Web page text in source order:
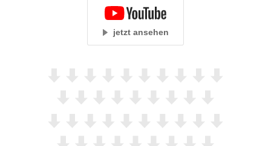
jetzt ansehen